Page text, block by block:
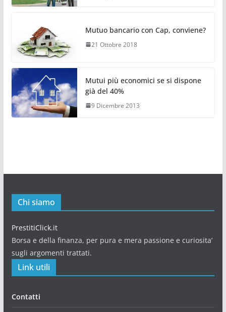
Mutuo bancario con Cap, conviene?
21 Ottobre 2018
Mutui più economici se si dispone
già del 40%
9 Dicembre 2013
Chi siamo
PrestitiClick.it
Borsa e della finanza, per pura e mera passione e curiosita’
sugli argomenti trattati.
Link utili
Contatti